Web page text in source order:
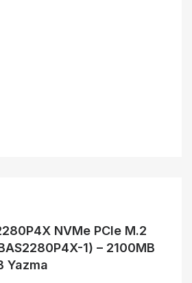
NVMe PCIe M.2
1) – 2100MB
Yazma